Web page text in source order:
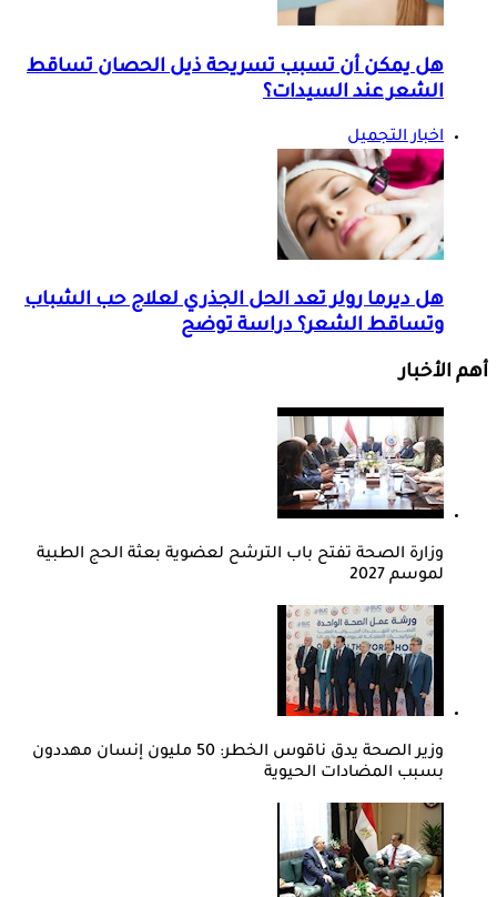
هل يمكن أن تسبب تسريحة ذيل الحصان تساقط
الشعر عند السيدات؟
اخبار التجميل
هل ديرما رولر تعد الحل الجذري لعلاج حب الشباب
وتساقط الشعر؟ دراسة توضح
أهم الأخبار
وزارة الصحة تفتح باب الترشح لعضوية بعثة الحج الطبية
لموسم 2027
وزير الصحة يدق ناقوس الخطر: 50 مليون إنسان مهددون
بسبب المضادات الحيوية